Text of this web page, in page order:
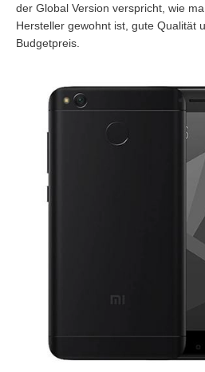
der Global Version verspricht, wie
Hersteller gewohnt ist, gute Qualität
Budgetpreis.